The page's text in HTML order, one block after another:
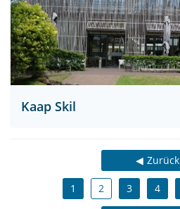
Kaap Skil
Zurück
1 2 3 4